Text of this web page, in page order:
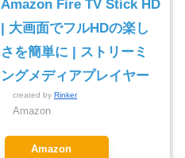
Amazon Fire TV Stick HD
| 大画面でフルHDの楽し
さを簡単に | ストリーミ
ングメディアプレイヤー
created by Rinker
Amazon
Amazon